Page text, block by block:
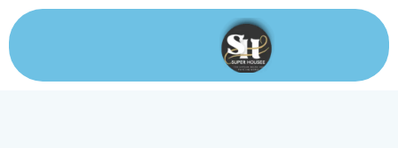
تخطي
إلى
المحتوى